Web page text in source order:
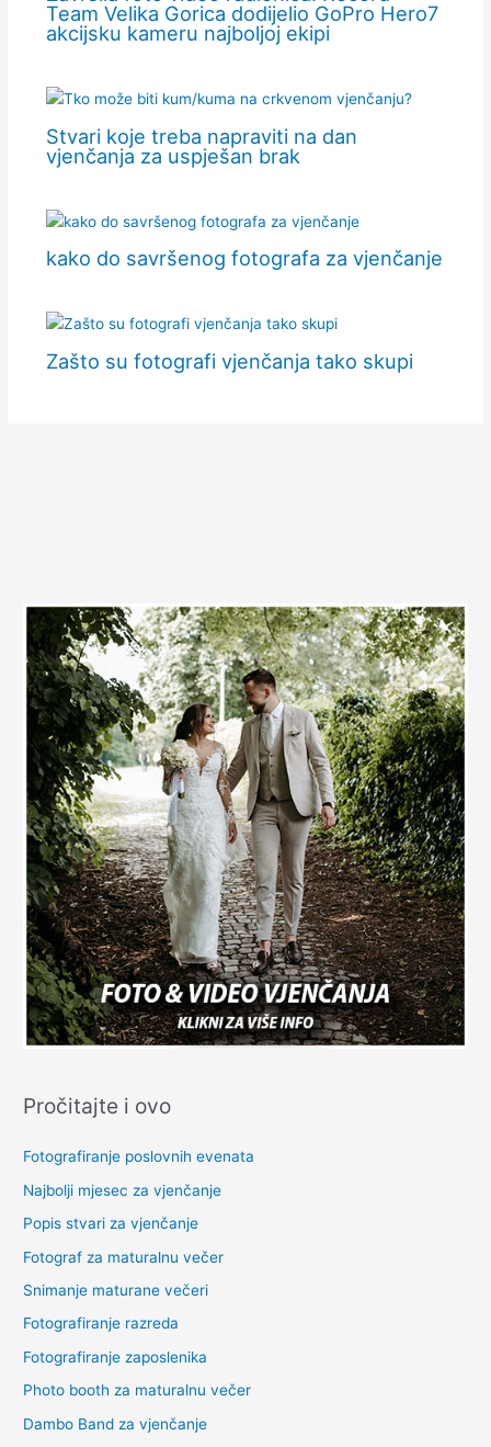
Team Velika Gorica dodijelio GoPro Hero7
akcijsku kameru najboljoj ekipi
Stvari koje treba napraviti na dan
vjenčanja za uspješan brak
kako do savršenog fotografa za vjenčanje
Zašto su fotografi vjenčanja tako skupi
Pročitajte i ovo
Fotografiranje poslovnih evenata
Najbolji mjesec za vjenčanje
Popis stvari za vjenčanje
Fotograf za maturalnu večer
Snimanje maturane večeri
Fotografiranje razreda
Fotografiranje zaposlenika
Photo booth za maturalnu večer
Dambo Band za vjenčanje